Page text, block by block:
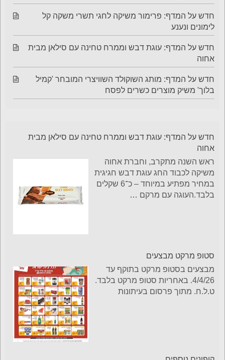
חדש על המדף: פרימור משיקה לחגי תשרי משקה קל
לימונים ונענע
חדש על המדף: עוגת דבש וממרח טחינה עם סילאן מבית
אחוה
חדש על המדף: מותג השוקולד השוויצרי המובחר 'קמיל
בלוך' משיק מוצרים כשרים לפסח
חדש על המדף: עוגת דבש וממרח טחינה עם סילאן מבית
אחוה
ראש השנה מתקרב, וחברת אחוה
משיקה לכבוד החג עוגת דבש חגיגית
במחיר מפתיע במיוחד – כ־6 שקלים
בלבד.העוגה עם מרקם …
סטופ מרקט מבצעים
מבצעים בסטופ מרקט בתוקף עד
4/4/26. באחריות סטופ מרקט בלבד.
ט.ל.ח. מתוך פרסום בעיתונות